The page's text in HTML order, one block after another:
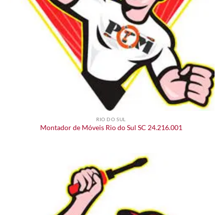
RIO DO SUL
Montador de Móveis Rio do Sul SC 24.216.001